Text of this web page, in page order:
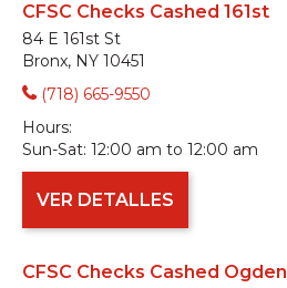
CFSC Checks Cashed 161st
84 E 161st St
Bronx, NY 10451
(718) 665-9550
Hours:
Sun-Sat: 12:00 am to 12:00 am
VER DETALLES
CFSC Checks Cashed Ogden